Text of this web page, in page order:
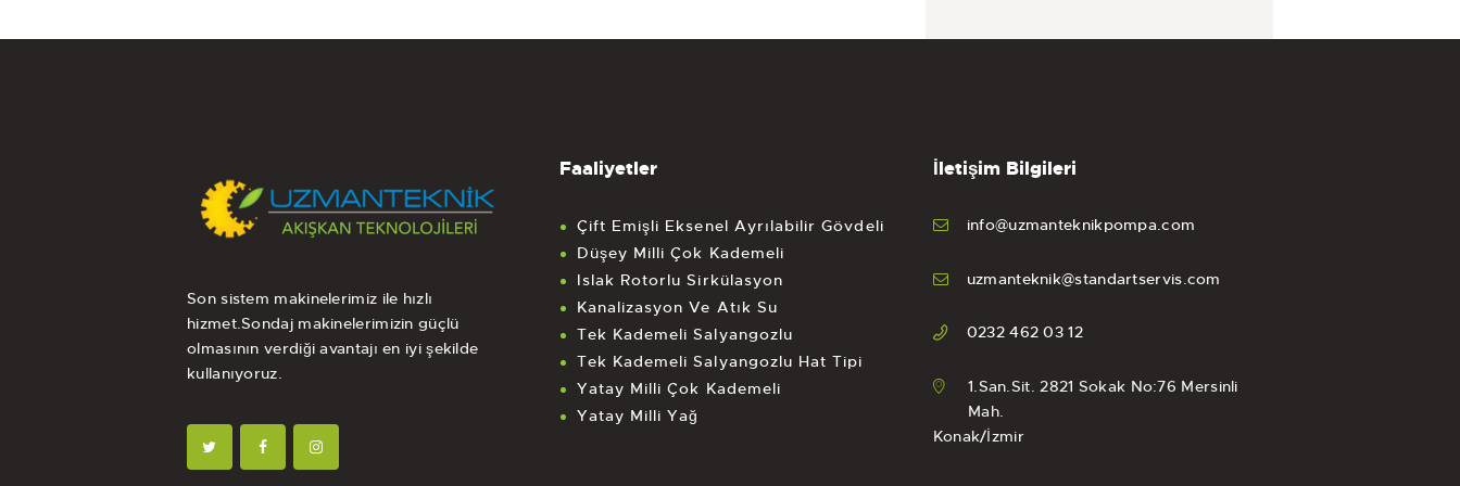
Son sistem makinelerimiz ile hızlı
hizmet.Sondaj makinelerimizin güçlü
olmasının verdiği avantajı en iyi şekilde
kullanıyoruz.
Faaliyetler
Çift Emişli Eksenel Ayrılabilir Gövdeli
Düşey Milli Çok Kademeli
Islak Rotorlu Sirkülasyon
Kanalizasyon Ve Atık Su
Tek Kademeli Salyangozlu
Tek Kademeli Salyangozlu Hat Tipi
Yatay Milli Çok Kademeli
Yatay Milli Yağ
İletişim Bilgileri
info@uzmanteknikpompa.com
uzmanteknik@standartservis.com
0232 462 03 12
1.San.Sit. 2821 Sokak No:76 Mersinli
Mah.
Konak/İzmir